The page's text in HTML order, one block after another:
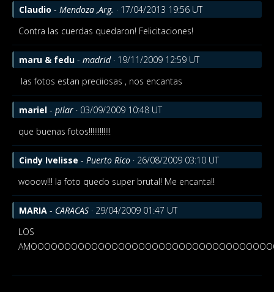
Claudio - Mendoza ,Arg. · 17/04/2013 19:56 UT
Contra las cuerdas quedaron! Felicitaciones!
maru & fedu - madrid· 19/11/2009 12:59 UT
las fotos estan preciiosas , nos encantas
mariel - pilar · 03/09/2009 10:48 UT
que buenas fotos!!!!!!!!!!!!
Cindy Ivelisse - Puerto Rico · 26/08/2009 03:10 UT
wooow!!! la foto quedo super brutal! Me encanta!!
MARIA - CARACAS · 29/04/2009 01:47 UT
LOS